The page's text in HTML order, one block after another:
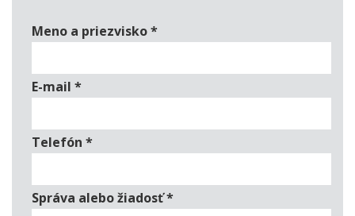
Meno a priezvisko*
E-mail *
Telefón *
Správa alebo žiadosť*